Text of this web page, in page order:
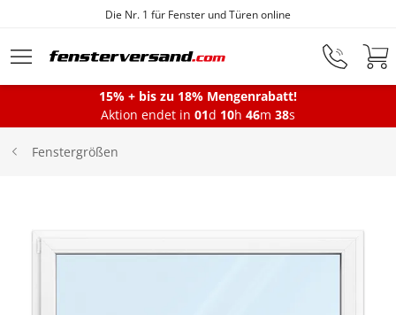
Zum Hauptinhalt springen
Die Nr. 1 für Fenster und Türen online
Montageservice
15% + bis zu 18% Mengenrabatt!
Aktion endet in 01d 10h 46m 38s
Fenstergrößen